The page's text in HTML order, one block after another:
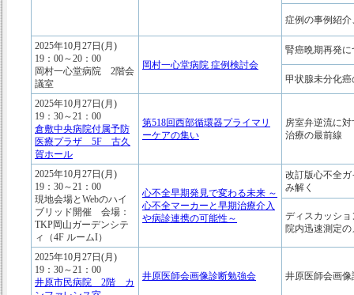
症例の事例紹
2025年10月27日(月)
19：00～20：00
岡村一心堂病院 2階会
議室
岡村一心堂病院 症例検討会
腎癌晩期再発に
甲状腺未分化癌
2025年10月27日(月)
19：30～21：00
倉敷中央病院付属予防
医療プラザ 5F 古久
賀ホール
第518回西部循環器プライマリ
ーケアの集い
房室弁逆流に
治療の最前線
2025年10月27日(月)
19：30～21：00
現地会場とWebのハイ
ブリッド開催 会場：
TKP岡山ガーデンシテ
ィ（4F ルームI）
心不全早期発見で変わる未来 ～
心不全マーカーと早期治療介入
や病診連携の可能性～
改訂版心不全
み解く
ディスカッシ
院内迅速測定
2025年10月27日(月)
19：30～21：00
井原市民病院 2階 カ
井原医師会画像診断勉強会 井原医師会画